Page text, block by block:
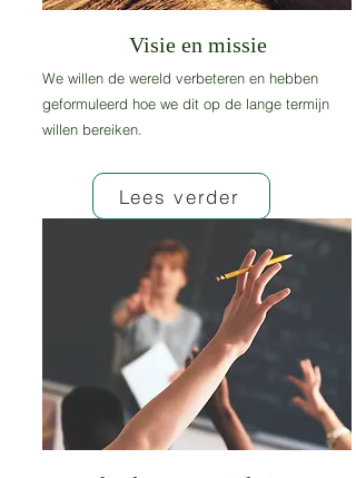
Visie en missie
We willen de wereld verbeteren en hebben
geformuleerd hoe we dit op de lange termijn
willen bereiken.
Lees verder